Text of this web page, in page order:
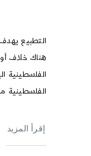
التطبيع
هناك خلاف
الفلسطينية
الفلسطينية منذ
إقرأ المزيد